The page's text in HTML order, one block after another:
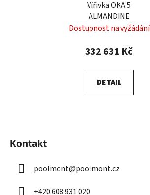
Vířivka OKA 5
ALMANDINE
Dostupnost na vyžádání
332 631 Kč
DETAIL
Kontakt
poolmont@poolmont.cz
+420 608 931 020